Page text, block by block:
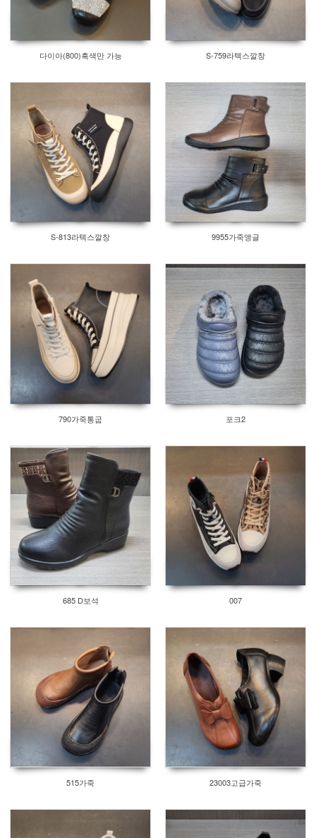
다이아(800)흑색만 가능 S-759라텍스깔창
S-813라텍스깔창 9955가죽앵글
790가죽통굽 포크2
685 D보석 007
515가죽 23003고급가죽